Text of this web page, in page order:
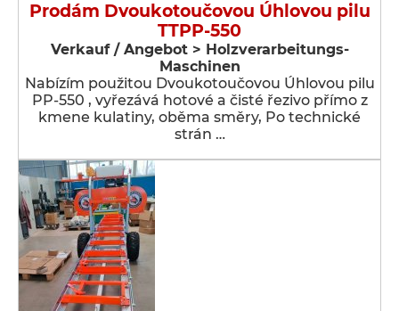
Prodám Dvoukotoučovou Úhlovou pilu
TTPP-550
Verkauf / Angebot > Holzverarbeitungs-
Maschinen
Nabízím použitou Dvoukotoučovou Úhlovou pilu
PP-550 , vyřezává hotové a čisté řezivo přímo z
kmene kulatiny, oběma směry, Po technické
strán …